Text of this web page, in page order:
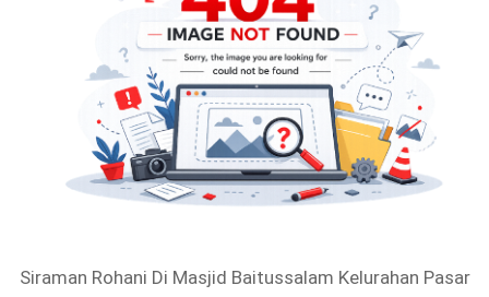
Siraman Rohani Di Masjid Baitussalam Kelurahan Pasar